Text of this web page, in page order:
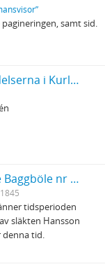
samt sid.
Anteckning om Krigshändelserna i Kurland uti Kon. Karl XIIs tid, under GeneralMajoren C.M. Stuart, af Er. Dahlberg
Gårdshandlingar rörande Baggböle nr 1 i Umeå socken
tidsperioden
släkten Hansson
denna tid.